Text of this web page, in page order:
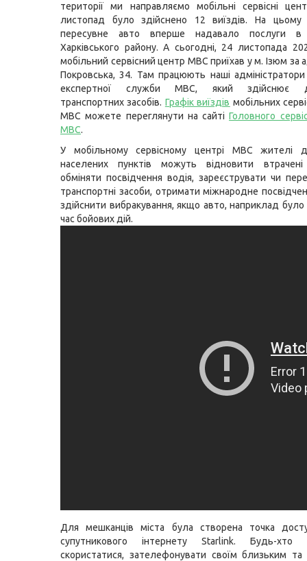
території ми направляємо мобільні сервісні
листопад було здійснено 12 виїздів. На
пересувне авто вперше надавало послуги в
Харківського району. А сьогодні, 24 листопада
мобільний сервісний центр МВС приїхав у м. Ізюм за
Покровська, 34. Там працюють наші
експертної служби МВС, який здійснює
транспортних засобів. Графік виїздів мобільних
МВС можете переглянути на сайтіГоловного
МВС.
У мобільному сервісному центрі МВС жителі
населених пунктів можуть відновити
обміняти посвідчення водія, зареєструвати чи
транспортні засоби, отримати міжнародне
здійснити вибракування, якщо авто, наприклад
час бойових дій.
Для мешканців міста була створена точка
супутникового інтернету Starlink. Будь-
скористатися, зателефонувати своїм близьким та